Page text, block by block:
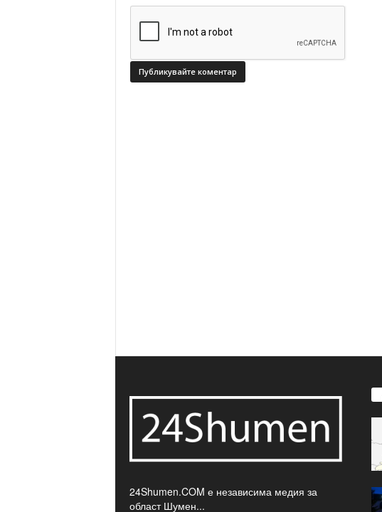
24Shumen.COM е независима медия за
област Шумен...